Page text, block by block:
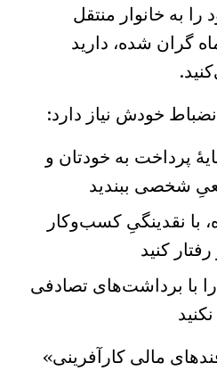
را به خانوار منتقل
گران شده، دارید
خودش نیاز دارد:
پرداخت به خودتان و
شخصی ببندید
با نقدینگیِ کسب‌وکار
کنید
برداشت‌های تصادفی
مالی کارآفرینی»